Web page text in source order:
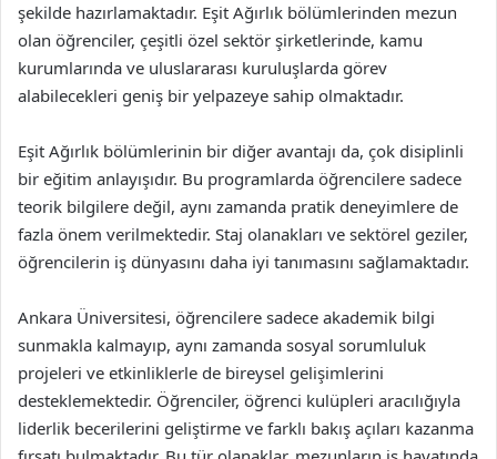
şekilde hazırlamaktadır. Eşit Ağırlık bölümlerinden mezun
olan öğrenciler, çeşitli özel sektör şirketlerinde, kamu
kurumlarında ve uluslararası kuruluşlarda görev
alabilecekleri geniş bir yelpazeye sahip olmaktadır.
Eşit Ağırlık bölümlerinin bir diğer avantajı da, çok disiplinli
bir eğitim anlayışıdır. Bu programlarda öğrencilere sadece
teorik bilgilere değil, aynı zamanda pratik deneyimlere de
fazla önem verilmektedir. Staj olanakları ve sektörel geziler,
öğrencilerin iş dünyasını daha iyi tanımasını sağlamaktadır.
Ankara Üniversitesi, öğrencilere sadece akademik bilgi
sunmakla kalmayıp, aynı zamanda sosyal sorumluluk
projeleri ve etkinliklerle de bireysel gelişimlerini
desteklemektedir. Öğrenciler, öğrenci kulüpleri aracılığıyla
liderlik becerilerini geliştirme ve farklı bakış açıları kazanma